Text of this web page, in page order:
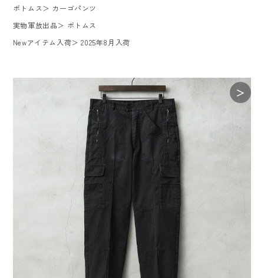
ボトムス＞ カーゴパンツ
実物軍放出品＞ ボトムス
Newアイテム入荷＞2025年8月入荷
＞